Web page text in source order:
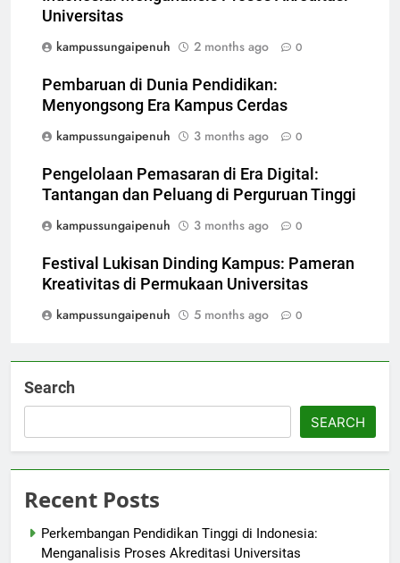
Universitas
kampussungaipenuh
2 months ago 0
Pembaruan di Dunia Pendidikan:
Menyongsong Era Kampus Cerdas
kampussungaipenuh
3 months ago 0
Pengelolaan Pemasaran di Era Digital:
Tantangan dan Peluang di Perguruan Tinggi
kampussungaipenuh
3 months ago 0
Festival Lukisan Dinding Kampus: Pameran
Kreativitas di Permukaan Universitas
kampussungaipenuh
5 months ago 0
Search
SEARCH
Recent Posts
Perkembangan Pendidikan Tinggi di Indonesia:
Menganalisis Proses Akreditasi Universitas